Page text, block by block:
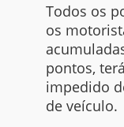
Todos os
os
pontos,
impedido
de veículo.